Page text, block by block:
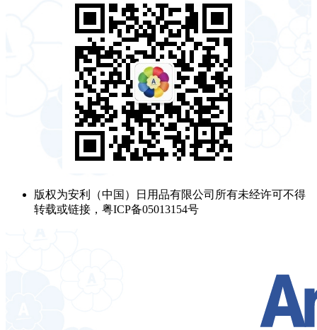
版权为安利（中国）日用品有限公司所有未经许可不得
转载或链接，粤ICP备05013154号